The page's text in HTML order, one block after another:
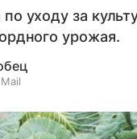
уходу за
урожая.